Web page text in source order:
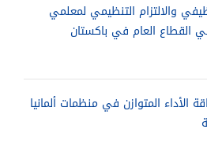
والالتزام التنظيمي لمعلمي
القطاع العام في باكستان
الأداء المتوازن في منظمات ألمانيا